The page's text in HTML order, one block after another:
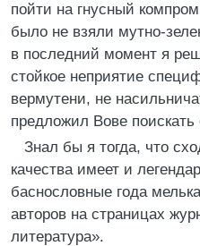
пойти на гнусный
было не взяли мутно-
в последний момент я
стойкое неприятие
вермутени, не
предложил Вове
Знал бы я тогда, что
качества имеет и
баснословные года
авторов на страницах
литература».